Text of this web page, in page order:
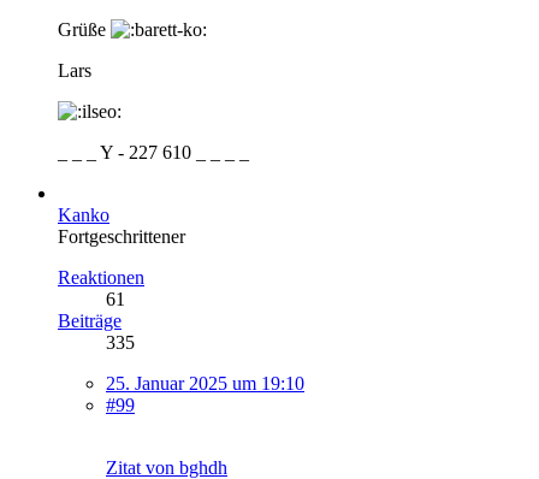
Grüße
Lars
_ _ _ Y - 227 610 _ _ _ _
Kanko
Fortgeschrittener
Reaktionen
61
Beiträge
335
25. Januar 2025 um 19:10
#99
Zitat von bghdh